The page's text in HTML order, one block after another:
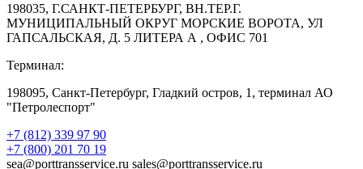
198035, Г.САНКТ-ПЕТЕРБУРГ, ВН.ТЕР.Г.
МУНИЦИПАЛЬНЫЙ ОКРУГ МОРСКИЕ ВОРОТА, УЛ
ГАПСАЛЬСКАЯ, Д. 5 ЛИТЕРА А , ОФИС 701
Терминал:
198095, Санкт-Петербург, Гладкий остров, 1, терминал АО
"Петролеспорт"
+7 (812) 339 97 90
+7 (800) 201 70 19
sea@porttransservice.ru sales@porttransservice.ru